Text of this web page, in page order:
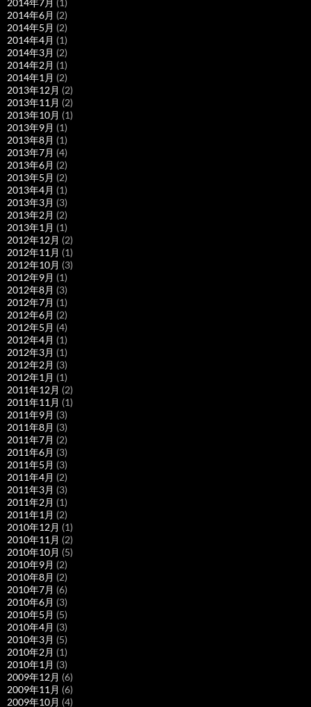
2014年7月 (1)
2014年6月 (2)
2014年5月 (2)
2014年4月 (1)
2014年3月 (2)
2014年2月 (1)
2014年1月 (2)
2013年12月 (2)
2013年11月 (2)
2013年10月 (1)
2013年9月 (1)
2013年8月 (1)
2013年7月 (4)
2013年6月 (2)
2013年5月 (2)
2013年4月 (1)
2013年3月 (3)
2013年2月 (2)
2013年1月 (1)
2012年12月 (2)
2012年11月 (1)
2012年10月 (3)
2012年9月 (1)
2012年8月 (3)
2012年7月 (1)
2012年6月 (2)
2012年5月 (4)
2012年4月 (1)
2012年3月 (1)
2012年2月 (3)
2012年1月 (1)
2011年12月 (2)
2011年11月 (1)
2011年9月 (3)
2011年8月 (3)
2011年7月 (2)
2011年6月 (3)
2011年5月 (3)
2011年4月 (2)
2011年3月 (3)
2011年2月 (1)
2011年1月 (2)
2010年12月 (1)
2010年11月 (2)
2010年10月 (5)
2010年9月 (2)
2010年8月 (2)
2010年7月 (6)
2010年6月 (3)
2010年5月 (5)
2010年4月 (3)
2010年3月 (5)
2010年2月 (1)
2010年1月 (3)
2009年12月 (6)
2009年11月 (6)
2009年10月 (4)